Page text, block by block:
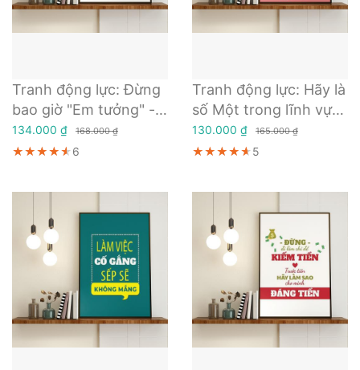
Tranh động lực: Đừng
bao giờ "Em tưởng" -
Sống và làm việc phải
có Lương tâm & Trách
134.000 ₫ 168.000 ₫
★★★★★
★★★★★
★★★★★6
Tranh động lực: Hãy là
số Một trong lĩnh vực
của mình
130.000 ₫ 165.000 ₫
★★★★★
★★★★★
★★★★★5